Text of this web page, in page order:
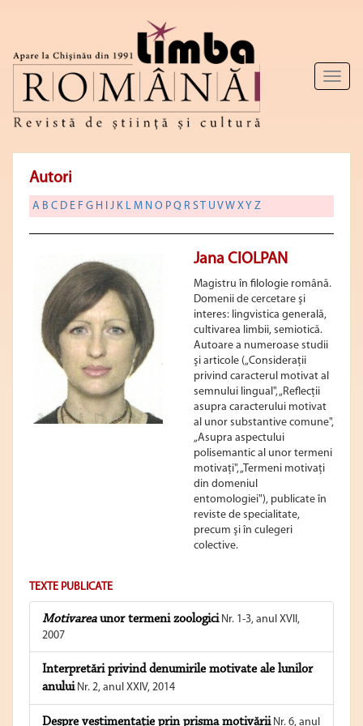
Toggle
Autori
A B C D E F G H I J K L M N O P Q R S T U VW X Y Z
Jana CIOLPAN
Magistru în filologie română.
Domenii de cercetare şi
interes: lingvistica generală,
cultivarea limbii, semiotică.
Autoare a numeroase studii
şi articole („Consideraţii
privind caracterul motivat al
semnului lingual", „Reflecţii
asupra caracterului motivat
al unor substantive comune",
„Asupra aspectului
polisemantic al unor termeni
motivaţi", „Termeni motivaţi
din domeniul
entomologiei"), publicate în
reviste de specialitate,
precum şi în culegeri
colective.
TEXTE PUBLICATE
Motivareaunor termeni zoologiciNr. 1-3, anul XVII,
2007
Interpretări privind denumirile motivate ale lunilor
anuluiNr. 2, anul XXIV, 2014
Despre vestimentație prin prisma motivăriiNr. 6, anul